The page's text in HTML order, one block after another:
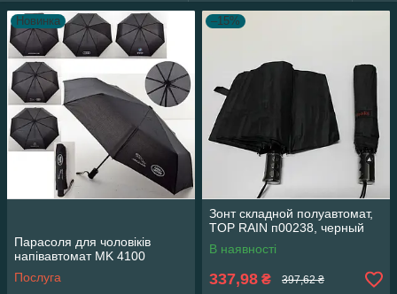
Новинка
Парасоля для чоловіків
напівавтомат MK 4100
Послуга
–15%
Зонт складной полуавтомат,
TOP RAIN п00238, черный
В наявності
337,98 ₴ 397,62 ₴